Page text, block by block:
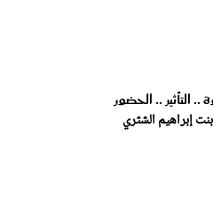
.. التأثير .. الحضور
إبراهيم الشثري